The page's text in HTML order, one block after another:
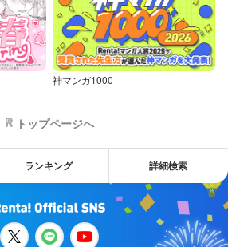
神マンガ1000
トップページへ
ランキング 詳細検索